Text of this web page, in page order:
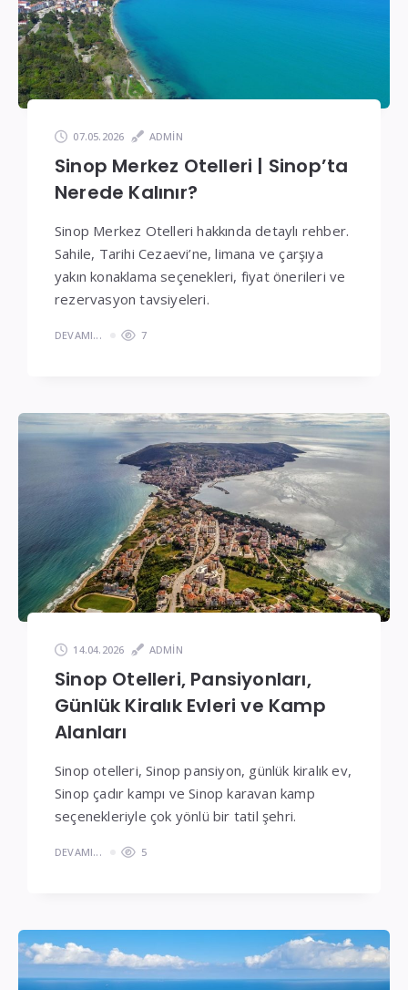
07.05.2026 ADMIN
Sinop Merkez Otelleri | Sinop’ta
Nerede Kalınır?
Sinop Merkez Otelleri hakkında detaylı rehber.
Sahile, Tarihi Cezaevi’ne, limana ve çarşıya
yakın konaklama seçenekleri, fiyat önerileri ve
rezervasyon tavsiyeleri.
DEVAMI... 7
14.04.2026 ADMIN
Sinop Otelleri, Pansiyonları,
Günlük Kiralık Evleri ve Kamp
Alanları
Sinop otelleri, Sinop pansiyon, günlük kiralık ev,
Sinop çadır kampı ve Sinop karavan kamp
seçenekleriyle çok yönlü bir tatil şehri.
DEVAMI... 5